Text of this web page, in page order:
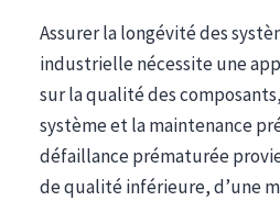
Assurer la longévité des
industrielle nécessite une
sur la qualité des
système et la maintenance
défaillance prématurée
de qualité inférieure, d’une